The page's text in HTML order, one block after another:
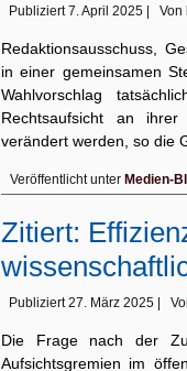
Publiziert 7. April 2025 Von
Redaktionsausschuss,
in einer gemeinsamen
Wahlvorschlag
Rechtsaufsicht an
verändert werden, so die
Veröffentlicht unter Medien-
Zitiert:
Publiziert 27. März 2025
Die Frage nach der
Aufsichtsgremien im